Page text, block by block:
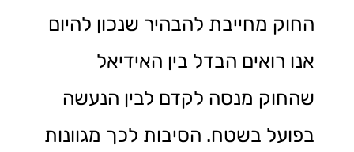
החוק מחייבת להבהיר שנכון להיום
אנו רואים הבדל בין האידיאל
שהחוק מנסה לקדם לבין הנעשה
בפועל בשטח. הסיבות לכך מגוונות